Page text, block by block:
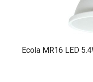
Ecola MR16 LED